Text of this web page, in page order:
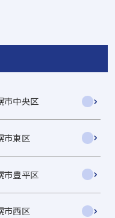
市中央区
市東区
市豊平区
市西区